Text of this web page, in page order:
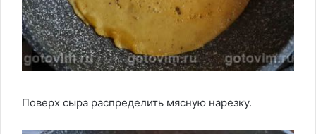
Поверх сыра распределить мясную нарезку.